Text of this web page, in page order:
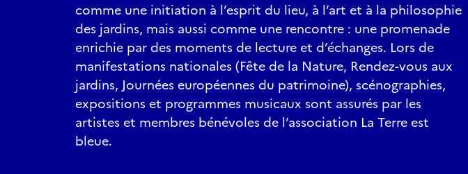
comme une initiation à l’esprit du lieu, à l’art et à la philosophie
des jardins, mais aussi comme une rencontre : une promenade
enrichie par des moments de lecture et d’échanges. Lors de
manifestations nationales (Fête de la Nature, Rendez-vous aux
jardins, Journées européennes du patrimoine), scénographies,
expositions et programmes musicaux sont assurés par les
artistes et membres bénévoles de l’association La Terre est
bleue.